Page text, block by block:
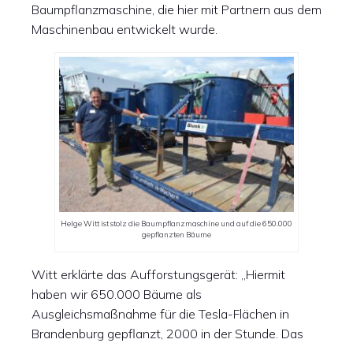
Baumpflanzmaschine, die hier mit Partnern aus dem
Maschinenbau entwickelt wurde.
Helge Witt ist stolz die Baumpflanzmaschine und auf die 650.000
gepflanzten Bäume
Witt erklärte das Aufforstungsgerät: „Hiermit
haben wir 650.000 Bäume als
Ausgleichsmaßnahme für die Tesla-Flächen in
Brandenburg gepflanzt, 2000 in der Stunde. Das